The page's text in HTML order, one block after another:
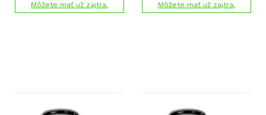
Môžete mať už zajtra. Môžete mať už zajtra.